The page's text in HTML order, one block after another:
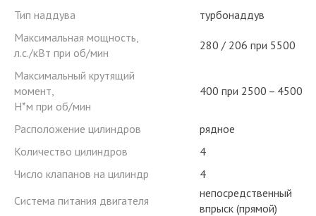
Тип наддува
турбонаддув
Максимальная мощность,
л.с./кВт при об/мин
280 / 206 при 5500
Максимальный крутящий
момент,
Н*м при об/мин
400 при 2500 – 4500
Расположение цилиндров
рядное
Количество цилиндров
4
Число клапанов на цилиндр
4
Система питания двигателя
непосредственный
впрыск (прямой)